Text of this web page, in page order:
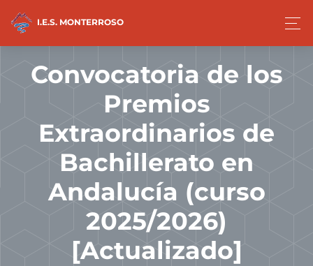
I.E.S. MONTERROSO
Convocatoria de los
Premios
Extraordinarios de
Bachillerato en
Andalucía (curso
2025/2026)
[Actualizado]